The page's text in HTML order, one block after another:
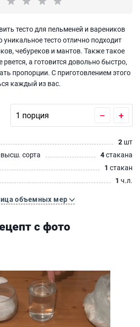
тесто для пельменей и вареников
уникальное тесто отлично подходит
чебуреков и мантов. Также такое
рвется, а готовится довольно быстро,
пропорции. С приготовлением этого
каждый из вас.
– +
2 шт
сорта
4стакана
1 стакан
1 ч.л.
объемных мер
с фото